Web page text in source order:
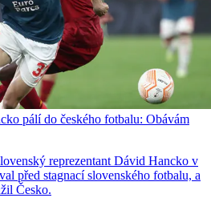
pálí do českého fotbalu: Obávám
reprezentant Dávid Hancko v
před stagnací slovenského fotbalu, a
Česko.